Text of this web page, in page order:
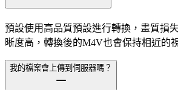
預設使用高品質預設進行轉換，畫質損
晰度高，轉換後的M4V也會保持相近的
我的檔案會上傳到伺服器嗎？